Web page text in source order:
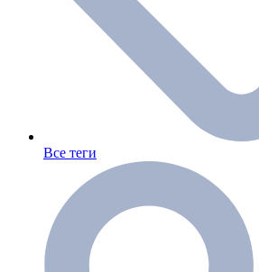
Все теги